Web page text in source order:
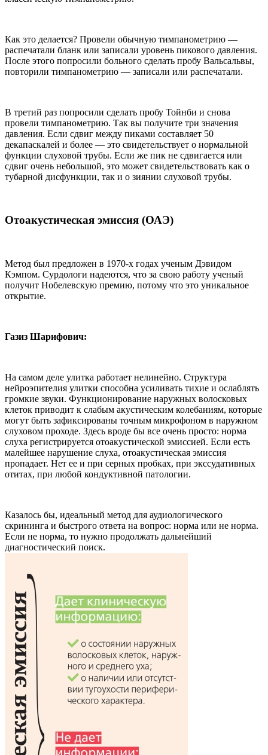
Как это делается? Провели обычную тимпанометрию —
распечатали бланк или записали уровень пикового давления.
После этого попросили больного сделать пробу Вальсальвы,
повторили тимпанометрию — записали или распечатали.
В третий раз попросили сделать пробу Тойнби и снова
провели тимпанометрию. Так вы получите три значения
давления. Если сдвиг между пиками составляет 50
декапаскалей и более — это свидетельствует о нормальной
функции слуховой трубы. Если же пик не сдвигается или
сдвиг очень небольшой, это может свидетельствовать как о
тубарной дисфункции, так и о зиянии слуховой трубы.
Отоакустическая эмиссия (ОАЭ)
Метод был предложен в 1970-х годах ученым Дэвидом
Кэмпом. Сурдологи надеются, что за свою работу ученый
получит Нобелевскую премию, потому что это уникальное
открытие.
Газиз Шарифович:
На самом деле улитка работает нелинейно. Структура
нейроэпителия улитки способна усиливать тихие и ослаблять
громкие звуки. Функционирование наружных волосковых
клеток приводит к слабым акустическим колебаниям, которые
могут быть зафиксированы точным микрофоном в наружном
слуховом проходе. Здесь вроде бы все очень просто: норма
слуха регистрируется отоакустической эмиссией. Если есть
малейшее нарушение слуха, отоакустическая эмиссия
пропадает. Нет ее и при серных пробках, при экссудативных
отитах, при любой кондуктивной патологии.
Казалось бы, идеальный метод для аудиологического
скрининга и быстрого ответа на вопрос: норма или не норма.
Если не норма, то нужно продолжать дальнейший
диагностический поиск.